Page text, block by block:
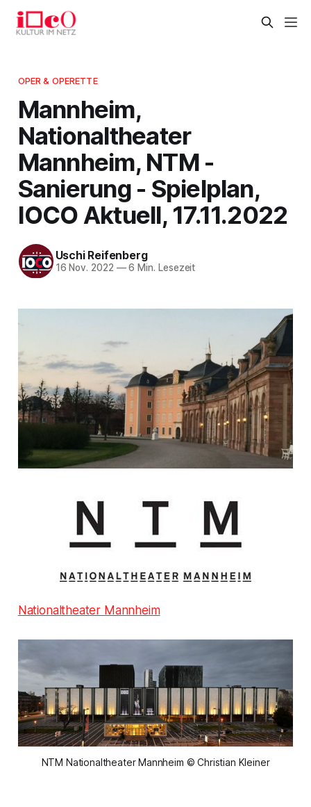
OPER & OPERETTE
Mannheim,
Nationaltheater
Mannheim, NTM -
Sanierung - Spielplan,
IOCO Aktuell, 17.11.2022
Uschi Reifenberg
16 Nov. 2022 —6 Min. Lesezeit
Nationaltheater Mannheim
NTM Nationaltheater Mannheim © Christian Kleiner